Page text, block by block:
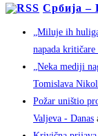
Србија –
„Miluje ih
napada kritičare
„Neka mediji
Tomislava
Požar uništio
Valjeva - Danas